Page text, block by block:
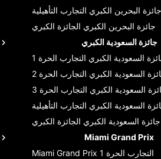
جائزة البحرين الكبري التجارب التأهيلية
جائزة البحرين الكبري الجائزة الكبري
جائزة السعودية الكبري
السعودية الكبري التجارب الحرة 1
السعودية الكبري التجارب الحرة 2
السعودية الكبري التجارب الحرة 3
السعودية الكبري التجارب التأهيلية
جائزة السعودية الكبري الجائزة الكبري
Miami Grand Prix
Miami Grand Prix
التجارب الحرة 1